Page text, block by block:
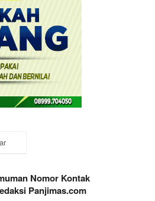
Nomor Kontak
Panjimas.com